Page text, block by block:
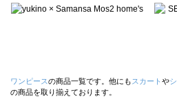
ワンピースの商品一覧です。他にも スカート や
の商品を取り揃えております。